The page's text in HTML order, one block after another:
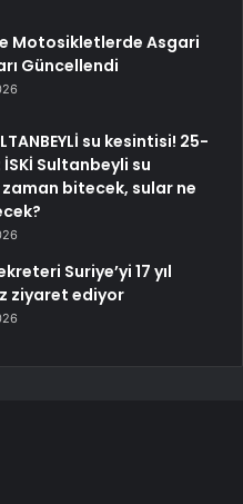
Motosikletlerde Asgari
Güncellendi
su kesintisi! 25-
Sultanbeyli su
bitecek, sular ne
Suriye’yi 17 yıl
ziyaret ediyor